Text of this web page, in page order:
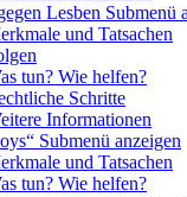
Lesben Submenü
und Tatsachen
tun? Wie helfen?
Schritte
Informationen
Submenü anzeigen
und Tatsachen
tun? Wie helfen?